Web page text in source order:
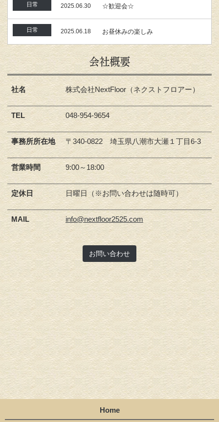
日常 2025.06.30 ☆歓迎会☆
日常 2025.06.18 お昼休みの楽しみ
会社概要
社名 株式会社NextFloor（ネクストフロアー）
TEL 048-954-9654
事務所所在地 〒340-0822 埼玉県八潮市大瀬１丁目6-3
営業時間 9:00～18:00
定休日 日曜日（※お問い合わせは随時可）
MAIL info@nextfloor2525.com
お問い合わせ
Home